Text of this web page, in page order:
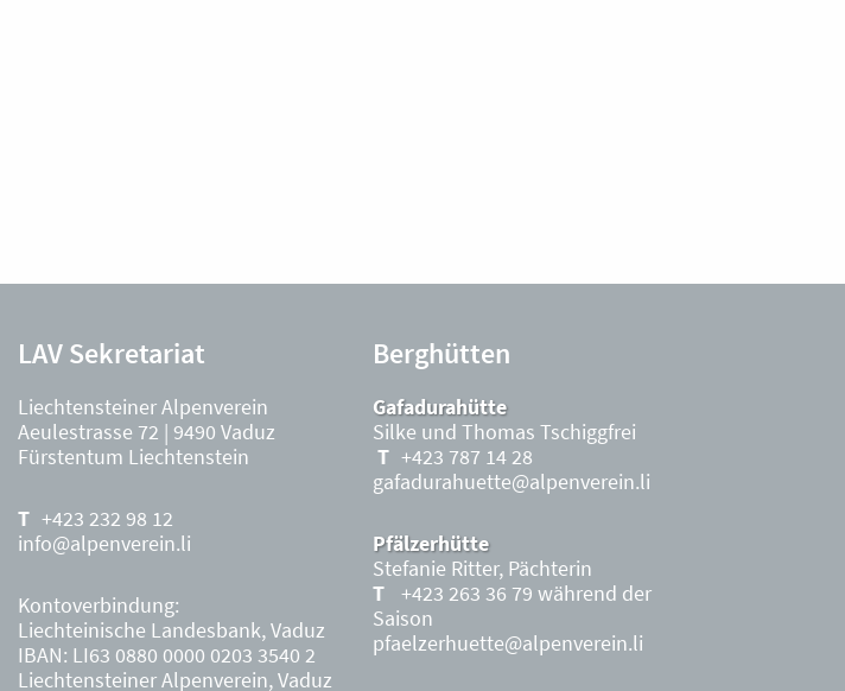
LAV Sekretariat
Liechtensteiner Alpenverein
Aeulestrasse 72 | 9490 Vaduz
Fürstentum Liechtenstein
+423 232 98 12
info@alpenverein.li
Kontoverbindung:
Liechteinische Landesbank, Vaduz
IBAN: LI63 0880 0000 0203 3540 2
Liechtensteiner Alpenverein, Vaduz
Berghütten
Gafadurahütte
Silke und Thomas Tschiggfrei
+423 787 14 28
gafadurahuette@alpenverein.li
Pfälzerhütte
Stefanie Ritter, Pächterin
+423 263 36 79 während der
Saison
pfaelzerhuette@alpenverein.li